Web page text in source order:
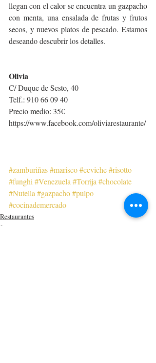
llegan con el calor se encuentra un gazpacho
con menta, una ensalada de frutas y frutos
secos, y nuevos platos de pescado. Estamos
deseando descubrir los detalles.
Olivia
C/ Duque de Sesto, 40
Telf.: 910 66 09 40
Precio medio: 35€
https://www.facebook.com/oliviarestaurante/
#zamburiñas#marisco#ceviche#risotto
#funghi#Venezuela#Torrija#chocolate
#Nutella#gazpacho#pulpo
#cocinademercado
Restaurantes
Japoneses